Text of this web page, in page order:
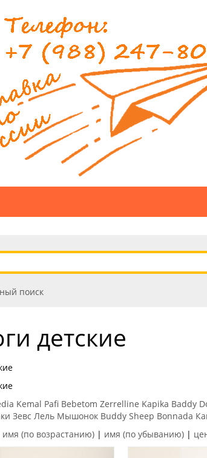
поиск
детские
Kemal Pafi Bebetom Zerrelline Kapika Baddy
Зевс Лель Мышонок Buddy Sheep Bonnada
имя (по возрастанию) | имя (по убыванию) |